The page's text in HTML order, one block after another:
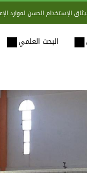
الإستخدام الحسن لموارد
البحث العلمي